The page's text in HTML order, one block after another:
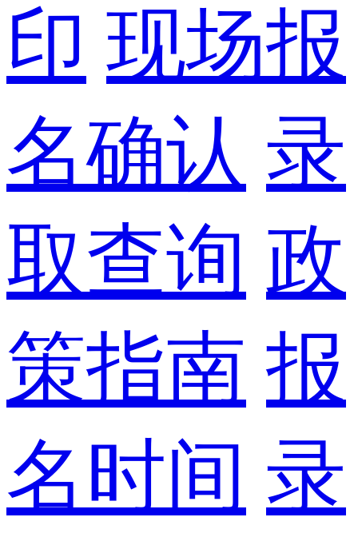
印 现场报
名确认 录
取查询 政
策指南 报
名时间 录